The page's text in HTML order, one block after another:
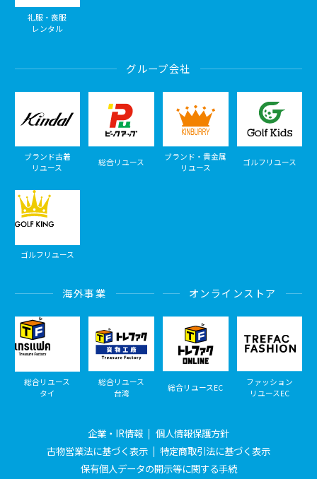
礼服・喪服
レンタル
グループ会社
ブランド古着
リユース
総合リユース
ブランド・貴金属
リユース
ゴルフリユース
ゴルフリユース
海外事業
総合リユース
タイ
総合リユース
台湾
オンラインストア
総合リユースEC
ファッション
リユースEC
企業・IR情報
個人情報保護方針
古物営業法に基づく表示
特定商取引法に基づく表示
保有個人データの開示等に関する手続